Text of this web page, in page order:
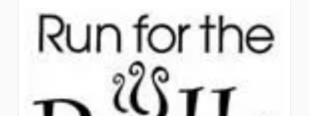
Actividad
Insignias
Seguidoras